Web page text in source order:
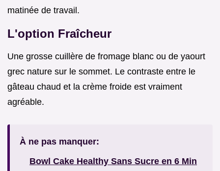
matinée de travail.
L'option Fraîcheur
Une grosse cuillère de fromage blanc ou de yaourt
grec nature sur le sommet. Le contraste entre le
gâteau chaud et la crème froide est vraiment
agréable.
À ne pas manquer:
Bowl Cake Healthy Sans Sucre en 6 Min